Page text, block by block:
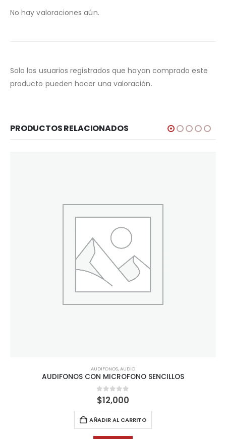
No hay valoraciones aún.
Solo los usuarios registrados que hayan comprado este
producto pueden hacer una valoración.
PRODUCTOS RELACIONADOS
AUDIFONOS,AUDIO
AUDIFONOS CON MICROFONO SENCILLOS
0out of 5
$12,000
AÑADIR AL CARRITO